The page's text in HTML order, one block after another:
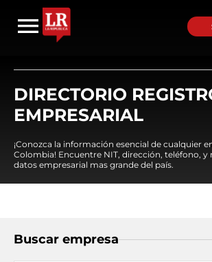
DIRECTORIO
EMPRESARIAL
¡Conozca la información esencial de cualquier
Colombia! Encuentre NIT, dirección, teléfono, y
datos empresarial mas grande del país.
Buscar empresa